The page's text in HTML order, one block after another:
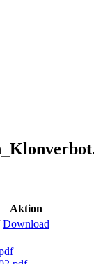
Aktion
Download